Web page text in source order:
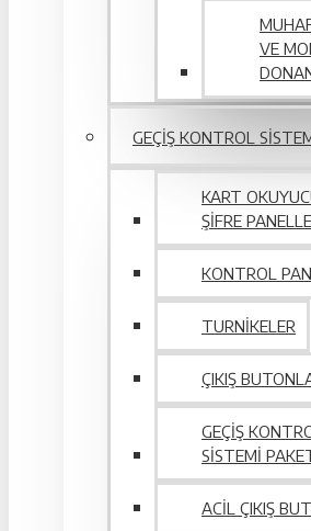
VE
GEÇIŞ KONTROL
KART
ŞIFRE
KONTROL
TURNIKELER
ÇIKIŞ
GEÇIŞ
SISTEMI
ACIL ÇIKIŞ